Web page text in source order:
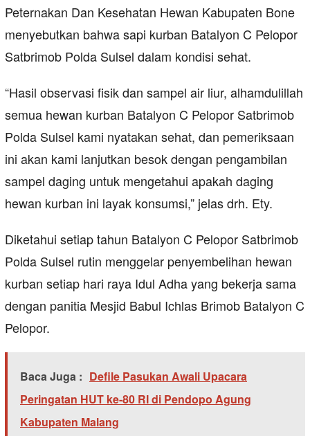
Peternakan Dan Kesehatan Hewan Kabupaten Bone
menyebutkan bahwa sapi kurban Batalyon C Pelopor
Satbrimob Polda Sulsel dalam kondisi sehat.
“Hasil observasi fisik dan sampel air liur, alhamdulillah
semua hewan kurban Batalyon C Pelopor Satbrimob
Polda Sulsel kami nyatakan sehat, dan pemeriksaan
ini akan kami lanjutkan besok dengan pengambilan
sampel daging untuk mengetahui apakah daging
hewan kurban ini layak konsumsi,” jelas drh. Ety.
Diketahui setiap tahun Batalyon C Pelopor Satbrimob
Polda Sulsel rutin menggelar penyembelihan hewan
kurban setiap hari raya Idul Adha yang bekerja sama
dengan panitia Mesjid Babul Ichlas Brimob Batalyon C
Pelopor.
Baca Juga : Defile Pasukan Awali Upacara
Peringatan HUT ke-80 RI di Pendopo Agung
Kabupaten Malang